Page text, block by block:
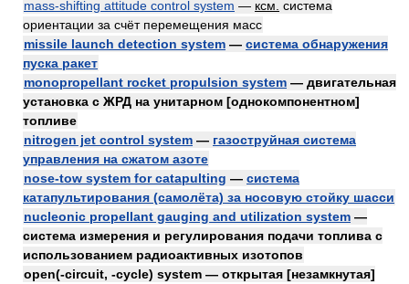
mass-shifting attitude control system — ксм. система
ориентации за счёт перемещения масс
missile launch detection system — система обнаружения
пуска ракет
monopropellant rocket propulsion system — двигательная
установка с ЖРД на унитарном [однокомпонентном]
топливе
nitrogen jet control system — газоструйная система
управления на сжатом азоте
nose-tow system for catapulting — система
катапультирования (самолёта) за носовую стойку шасси
nucleonic propellant gauging and utilization system —
система измерения и регулирования подачи топлива с
использованием радиоактивных изотопов
open(-circuit, -cycle) system — открытая [незамкнутая]